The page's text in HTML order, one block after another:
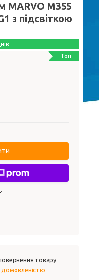
MARVO M355
з підсвіткою
Топ
товару
домовленістю